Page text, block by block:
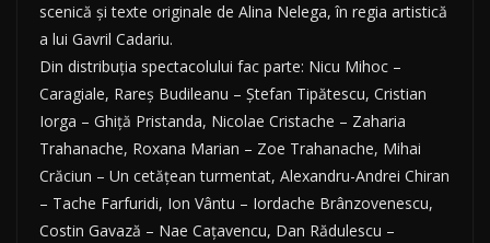
scenică și texte originale de Alina Nelega, în regia artistică
a lui Gavril Cadariu.
Din distribuția spectacolului fac parte: Nicu Mihoc –
Caragiale, Rareş Budileanu – Ştefan Tipătescu, Cristian
Iorga – Ghiţă Pristanda, Nicolae Cristache – Zaharia
Trahanache, Roxana Marian – Zoe Trahanache, Mihai
Crăciun – Un cetăţean turmentat, Alexandru-Andrei Chiran
– Tache Farfuridi, Ion Vântu – Iordache Brânzovenescu,
Costin Gavază – Nae Caţavencu, Dan Rădulescu –